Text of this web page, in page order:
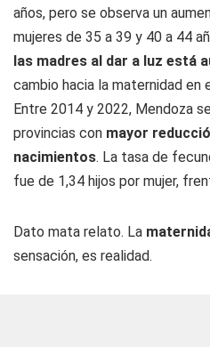
años, pero se observa un
mujeres de 35 a 39 y 40 a 44
las madres al dar a luz está
cambio hacia la maternidad en
Entre 2014 y 2022, Mendoza
provincias con mayor
nacimientos. La tasa de
fue de 1,34 hijos por mujer,
Dato mata relato. La
sensación, es realidad.